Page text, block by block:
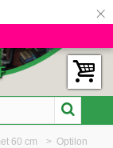
×
60 cm > Optilon